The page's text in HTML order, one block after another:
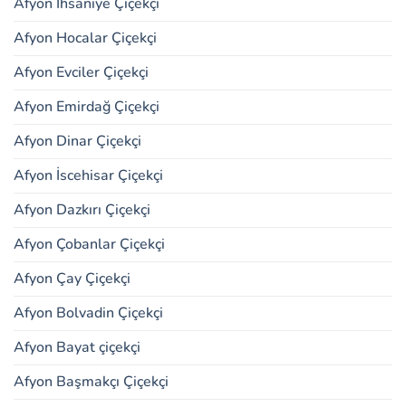
Afyon Hocalar Çiçekçi
Afyon Evciler Çiçekçi
Afyon Emirdağ Çiçekçi
Afyon Dinar Çiçekçi
Afyon İscehisar Çiçekçi
Afyon Dazkırı Çiçekçi
Afyon Çobanlar Çiçekçi
Afyon Çay Çiçekçi
Afyon Bolvadin Çiçekçi
Afyon Bayat çiçekçi
Afyon Başmakçı Çiçekçi